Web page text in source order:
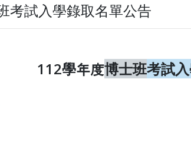
考試入學錄取名單公告
112學年度博士班考試